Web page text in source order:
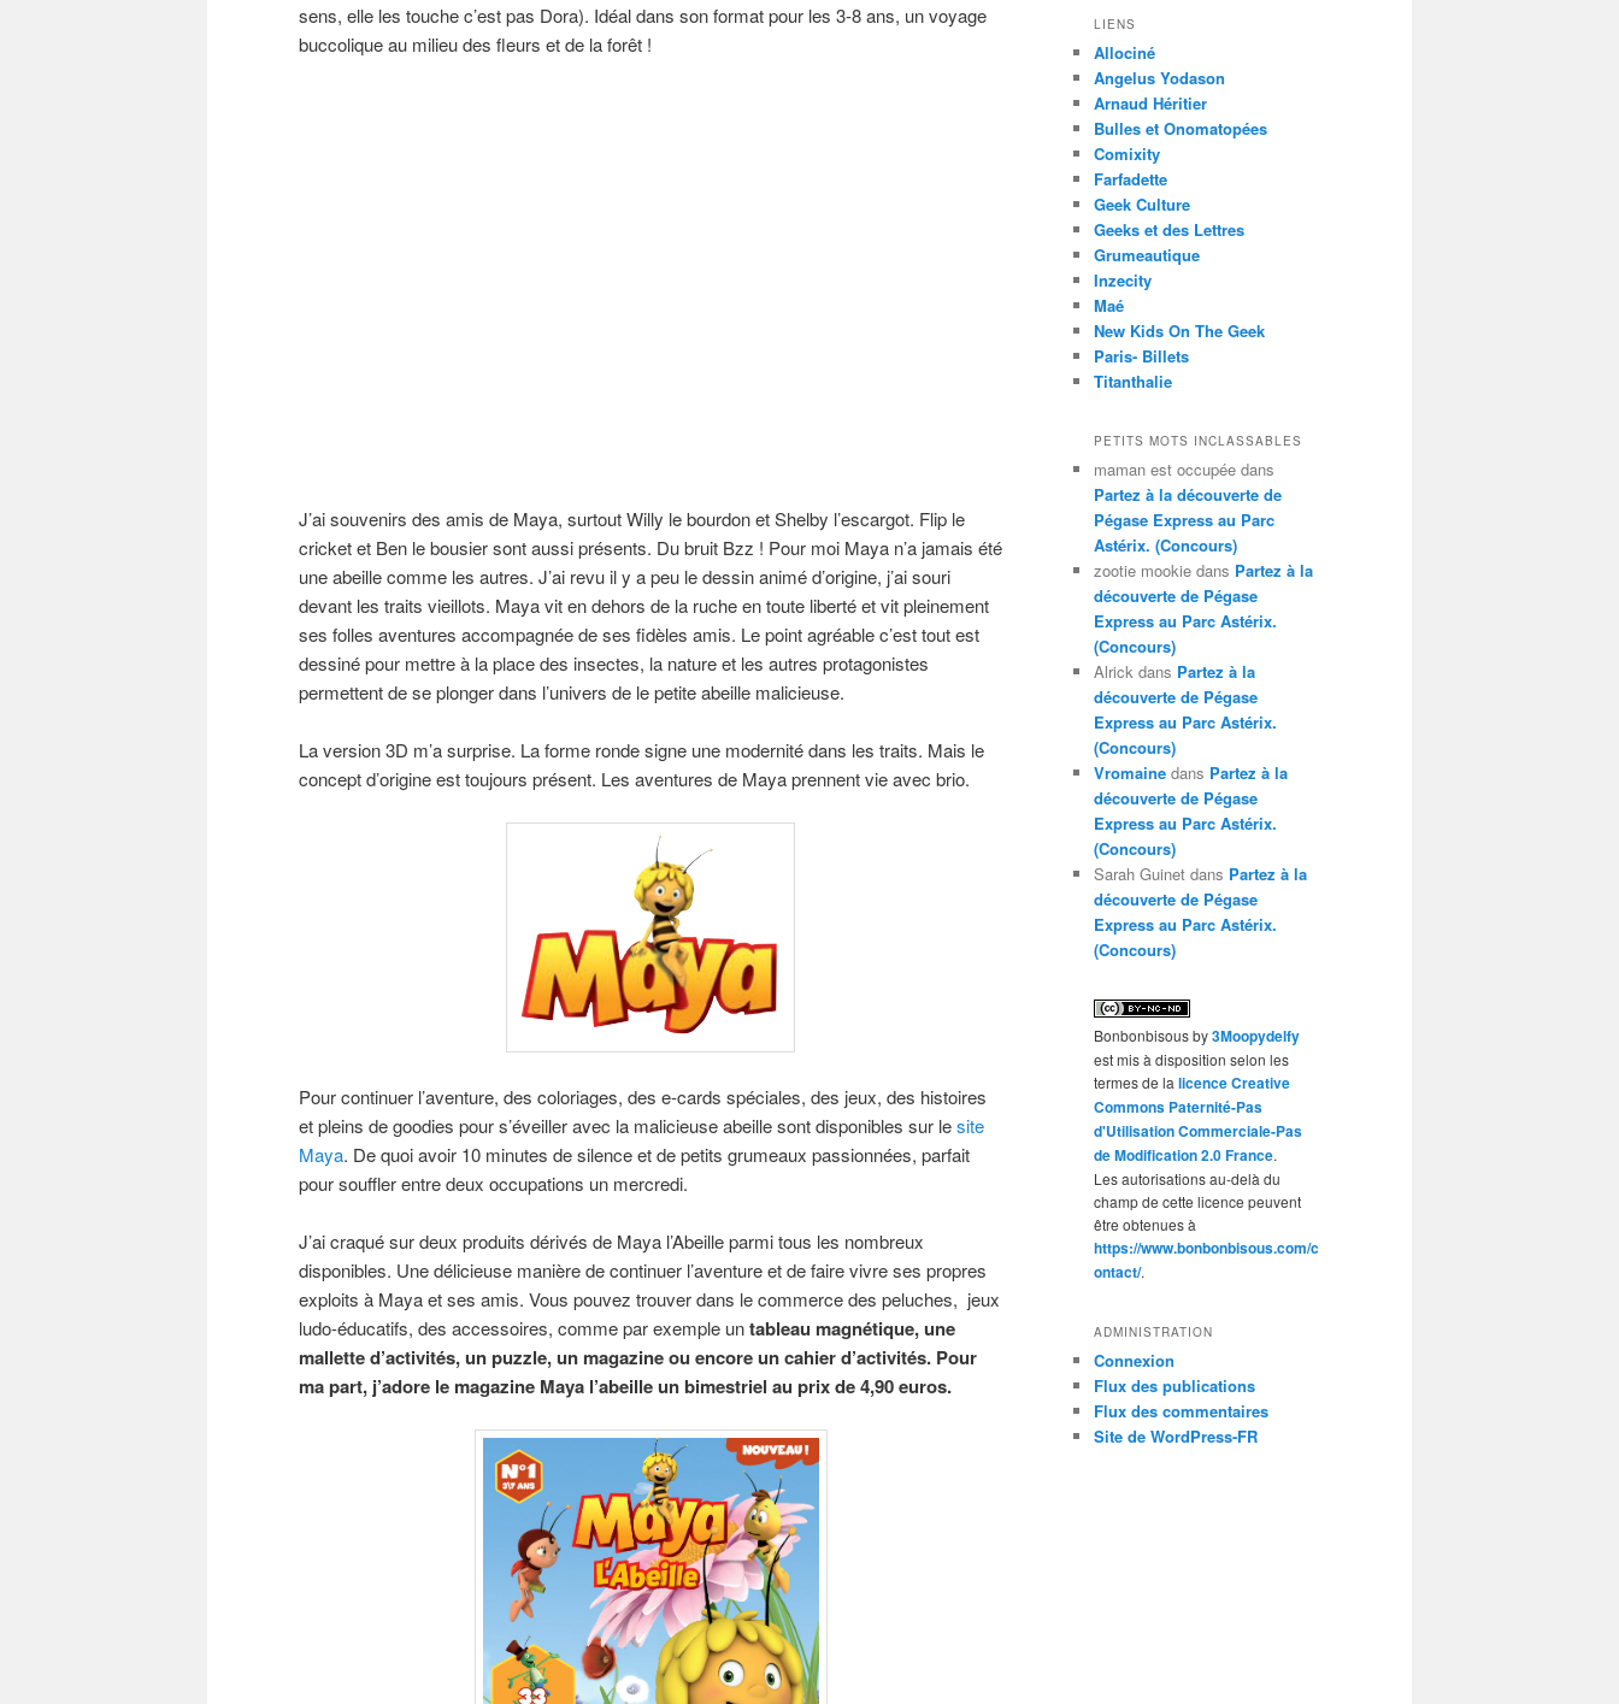
sens, elle les touche c’est pas Dora). Idéal dans son format pour les 3-8 ans, un voyage
buccolique au milieu des fleurs et de la forêt !
J’ai souvenirs des amis de Maya, surtout Willy le bourdon et Shelby l’escargot. Flip le
cricket et Ben le bousier sont aussi présents. Du bruit Bzz ! Pour moi Maya n’a jamais été
une abeille comme les autres. J’ai revu il y a peu le dessin animé d’origine, j’ai souri
devant les traits vieillots. Maya vit en dehors de la ruche en toute liberté et vit pleinement
ses folles aventures accompagnée de ses fidèles amis. Le point agréable c’est tout est
dessiné pour mettre à la place des insectes, la nature et les autres protagonistes
permettent de se plonger dans l’univers de le petite abeille malicieuse.
La version 3D m’a surprise. La forme ronde signe une modernité dans les traits. Mais le
concept d’origine est toujours présent. Les aventures de Maya prennent vie avec brio.
Pour continuer l’aventure, des coloriages, des e-cards spéciales, des jeux, des histoires
et pleins de goodies pour s’éveiller avec la malicieuse abeille sont disponibles sur lesite
Maya. De quoi avoir 10 minutes de silence et de petits grumeaux passionnées, parfait
pour souffler entre deux occupations un mercredi.
J’ai craqué sur deux produits dérivés de Maya l’Abeille parmi tous les nombreux
disponibles. Une délicieuse manière de continuer l’aventure et de faire vivre ses propres
exploits à Maya et ses amis. Vous pouvez trouver dans le commerce des peluches, jeux
ludo-éducatifs, des accessoires, comme par exemple untableau magnétique, une
mallette d’activités, un puzzle, un magazine ou encore un cahier d’activités. Pour
ma part, j’adore le magazine Maya l’abeille un bimestriel au prix de 4,90 euros.
LIENS
Allociné
Angelus Yodason
Arnaud Héritier
Bulles et Onomatopées
Comixity
Farfadette
Geek Culture
Geeks et des Lettres
Grumeautique
Inzecity
Maé
New Kids On The Geek
Paris- Billets
Titanthalie
PETITS MOTS INCLASSABLES
maman est occupée dans
Partez à la découverte de
Pégase Express au Parc
Astérix. (Concours)
zootie mookie dans Partez à la
découverte de Pégase
Express au Parc Astérix.
(Concours)
Alrick dans Partez à la
découverte de Pégase
Express au Parc Astérix.
(Concours)
Vromaine dans Partez à la
découverte de Pégase
Express au Parc Astérix.
(Concours)
Sarah Guinet dans Partez à la
découverte de Pégase
Express au Parc Astérix.
(Concours)
Bonbonbisousby3Moopydelfy
est mis à disposition selon les
termes de la licence Creative
Commons Paternité-Pas
d'Utilisation Commerciale-Pas
de Modification 2.0 France.
Les autorisations au-delà du
champ de cette licence peuvent
être obtenues à
https://www.bonbonbisous.com/c
ontact/.
ADMINISTRATION
Connexion
Flux des publications
Flux des commentaires
Site de WordPress-FR